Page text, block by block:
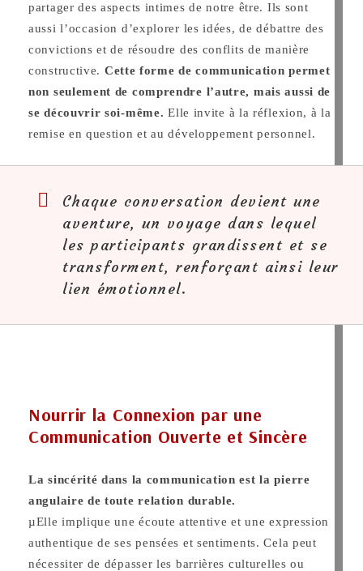
partager des aspects intimes de notre être. Ils sont
aussi l’occasion d’explorer les idées, de débattre des
convictions et de résoudre des conflits de manière
constructive. Cette forme de communication permet
non seulement de comprendre l’autre, mais aussi de
se découvrir soi-même. Elle invite à la réflexion, à la
remise en question et au développement personnel.
Chaque conversation devient une
aventure, un voyage dans lequel
les participants grandissent et se
transforment, renforçant ainsi leur
lien émotionnel.
Nourrir la Connexion par une
Communication Ouverte et Sincère
La sincérité dans la communication est la pierre
angulaire de toute relation durable.
µElle implique une écoute attentive et une expression
authentique de ses pensées et sentiments. Cela peut
nécessiter de dépasser les barrières culturelles ou